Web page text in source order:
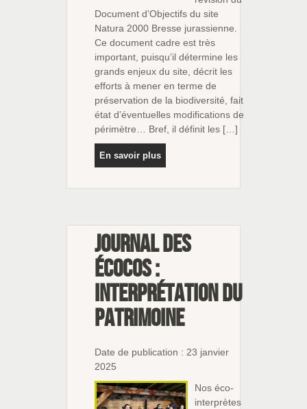
Document d’Objectifs du site
Natura 2000 Bresse jurassienne.
Ce document cadre est très
important, puisqu’il détermine les
grands enjeux du site, décrit les
efforts à mener en terme de
préservation de la biodiversité, fait
état d’éventuelles modifications de
périmètre… Bref, il définit les […]
En savoir plus
Journal des
écocos :
interprétation du
patrimoine
Date de publication : 23 janvier
2025
Nos éco-
interprètes